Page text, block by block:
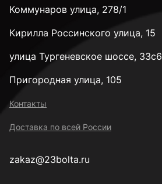
Коммунаров улица, 278/1
Кирилла Россинского улица, 15
улица Тургеневское шоссе, 33с6
Пригородная улица, 105
Контакты
Доставка по всей России
zakaz@23bolta.ru